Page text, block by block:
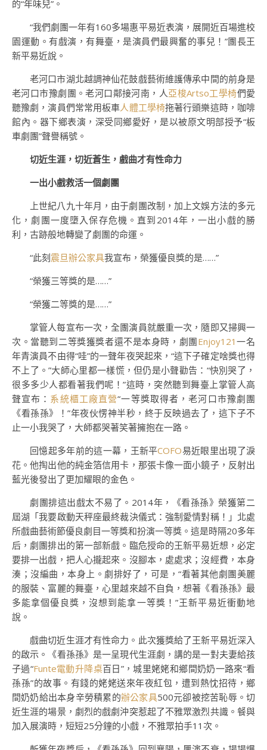
的“年味兒”。
“我們劇團一年有160多場惠平易近表演，展開近百場進校
園運動。有戲演，有舞臺，是演員們最興奮的事兒！”團長王
新平易近說。
老河口市湖北越調神仙花鼓戲藝術維護傳承中間的前身是
老河口市豫劇團。老河口鄰接河南，人亞梭Artso工學椅們愛
聽豫劇，演員們常常用板車人體工學椅拖著行頭樂這時，咖啡
館內。器下鄉表演，深受同鄉愛好，是以被原文明部授予“板
車劇團”聲譽稱號。
切近生涯，切近蒼生，戲曲才有性命力
一出小戲救活一個劇團
上世紀八九十年月，由于劇團改制，加上文娛方法的多元
化，劇團一度墮入保存危機。直到2014年，一出小戲的勝
利，古跡般地轉變了劇團的命運。
“此刻震旦辦公家具我宣布，榮獲優良獎的是……”
“榮獲三等獎的是……”
“榮獲二等獎的是……”
掌管人每宣布一次，全團演員就嚴重一次，隨即又掃興一
次。當聽到二等獎獲獎者還不是本身時，劇團Enjoy121 一名
年青演員不由得“哇”的一聲年夜哭起來，“這下子確定啥獎也得
不上了。”大師心里都一樣慌，但仍是小聲勸告：“快別哭了，
很多多少人都看著我們呢！”這時，突然聽到舞臺上掌管人高
聲宣布： 系統櫃工廠直營“一等獎取得者，老河口市豫劇團
《看孫孫》！”年夜伙愣神半秒，終于反映過去了，這下子不
止一小我哭了，大師都哭著笑著擁抱在一路。
回憶起多年前的這一幕，王新平COFO易近眼里出現了淚
花。他掏出他的純金箔信用卡，那張卡像一面小鏡子，反射出
藍光後發出了更加耀眼的金色。
劇團排這出戲太不易了。2014年，《看孫孫》榮獲第二
屆湖「我要啟動天秤座最終裁決儀式：強制愛情對稱！」北處
所戲曲藝術節優良劇目一等獎和扮演一等獎。這是時隔20多年
后，劇團排出的第一部新戲。臨危授命的王新平易近想，必定
要排一出戲，把人心攏起來。沒腳本，處處求；沒經費，本身
湊；沒編曲，本身上。劇排好了，可是，“看著其他劇團美麗
的服裝、富麗的舞臺，心里越來越不自負，想著《看孫孫》最
多能拿個優良獎，沒想到能拿一等獎！”王新平易近衝動地
說。
戲曲切近生涯才有性命力。此次獲獎給了王新平易近深入
的啟示。《看孫孫》是一呈現代生涯劇，講的是一對夫妻給孩
子過“Funte電動升降桌百日”，城里姥姥和鄉間奶奶一路來“看
孫孫”的故事。有錢的姥姥送來年夜紅包，遭到熱忱招待，鄉
間奶奶給出本身辛勞積累的辦公家具500元卻被挖苦恥辱。切
近生涯的場景，劇烈的戲劇沖突惹起了不雅眾激烈共識。餐與
加入展演時，短短25分鐘的小戲，不雅眾拍手11次。